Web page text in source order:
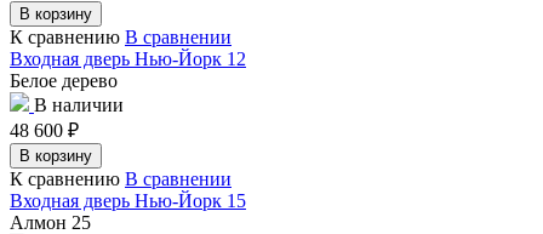
В корзину
К сравнению В сравнении
Входная дверь Нью-Йорк 12
Белое дерево
В наличии
48 600 ₽
В корзину
К сравнению В сравнении
Входная дверь Нью-Йорк 15
Алмон 25